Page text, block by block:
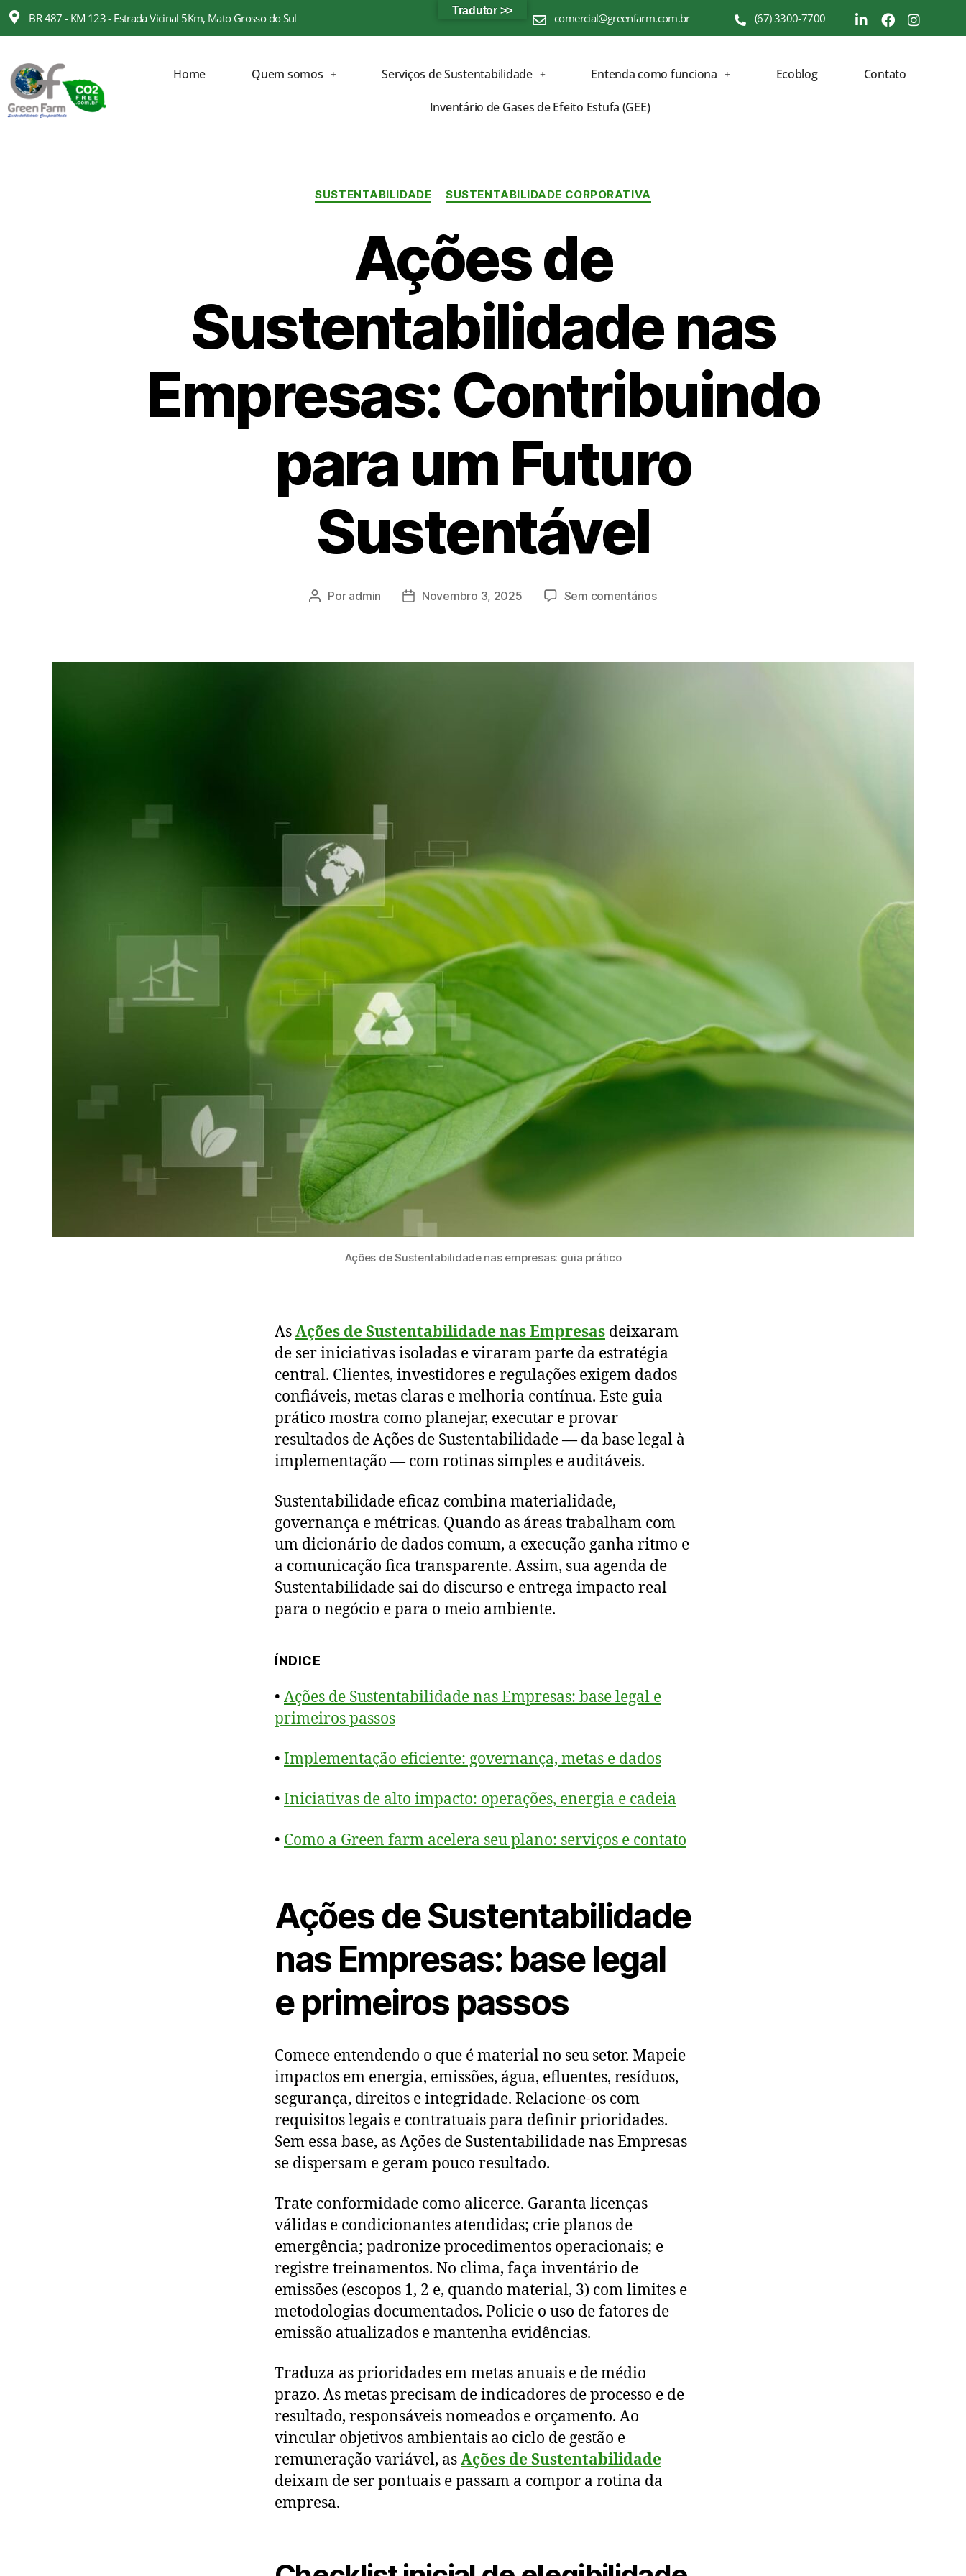
BR 487 - KM 123 - Estrada Vicinal 5Km, Mato Grosso do Sul comercial@greenfarm.com.br (67) 3300-7700
Home Quem somos Serviços de Sustentabilidade Entenda como funciona Ecoblog Contato
Inventário de Gases de Efeito Estufa (GEE)
SUSTENTABILIDADE SUSTENTABILIDADE CORPORATIVA
Ações de
Sustentabilidade nas
Empresas: Contribuindo
para um Futuro
Sustentável
Por admin Novembro 3, 2025 Sem comentários
Ações de Sustentabilidade nas empresas: guia prático
AsAções de Sustentabilidade nas Empresas deixaram
de ser iniciativas isoladas e viraram parte da estratégia
central. Clientes, investidores e regulações exigem dados
confiáveis, metas claras e melhoria contínua. Este guia
prático mostra como planejar, executar e provar
resultados de Ações de Sustentabilidade — da base legal à
implementação — com rotinas simples e auditáveis.
Sustentabilidade eficaz combina materialidade,
governança e métricas. Quando as áreas trabalham com
um dicionário de dados comum, a execução ganha ritmo e
a comunicação fica transparente. Assim, sua agenda de
Sustentabilidade sai do discurso e entrega impacto real
para o negócio e para o meio ambiente.
ÍNDICE
• Ações de Sustentabilidade nas Empresas: base legal e
primeiros passos
• Implementação eficiente: governança, metas e dados
• Iniciativas de alto impacto: operações, energia e cadeia
• Como a Green farm acelera seu plano: serviços e contato
Ações de Sustentabilidade
nas Empresas: base legal
e primeiros passos
Comece entendendo o que é material no seu setor. Mapeie
impactos em energia, emissões, água, efluentes, resíduos,
segurança, direitos e integridade. Relacione-os com
requisitos legais e contratuais para definir prioridades.
Sem essa base, as Ações de Sustentabilidade nas Empresas
se dispersam e geram pouco resultado.
Trate conformidade como alicerce. Garanta licenças
válidas e condicionantes atendidas; crie planos de
emergência; padronize procedimentos operacionais; e
registre treinamentos. No clima, faça inventário de
emissões (escopos 1, 2 e, quando material, 3) com limites e
metodologias documentados. Policie o uso de fatores de
emissão atualizados e mantenha evidências.
Traduza as prioridades em metas anuais e de médio
prazo. As metas precisam de indicadores de processo e de
resultado, responsáveis nomeados e orçamento. Ao
vincular objetivos ambientais ao ciclo de gestão e
remuneração variável, asAções de Sustentabilidade
deixam de ser pontuais e passam a compor a rotina da
empresa.
Tradutor >>